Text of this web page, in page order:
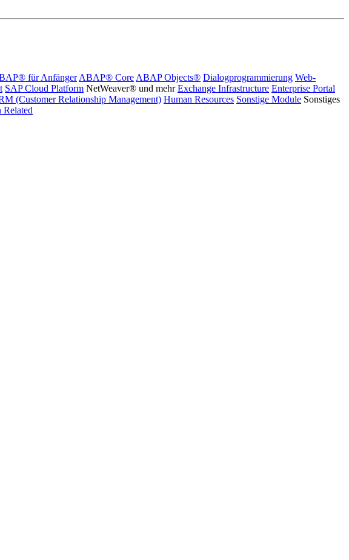
für Anfänger ABAP® Core ABAP Objects® Dialogprogrammierung Web-
SAP Cloud Platform NetWeaver® und mehr Exchange Infrastructure Enterprise Portal
(Customer Relationship Management) Human Resources Sonstige Module Sonstiges